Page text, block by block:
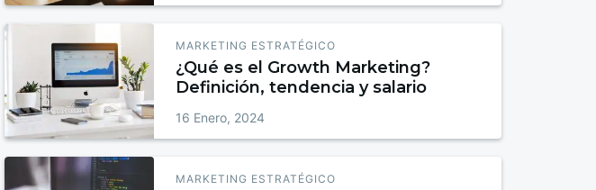
MARKETING ESTRATÉGICO
¿Qué es el Growth Marketing?
Definición, tendencia y salario
16 Enero, 2024
MARKETING ESTRATÉGICO